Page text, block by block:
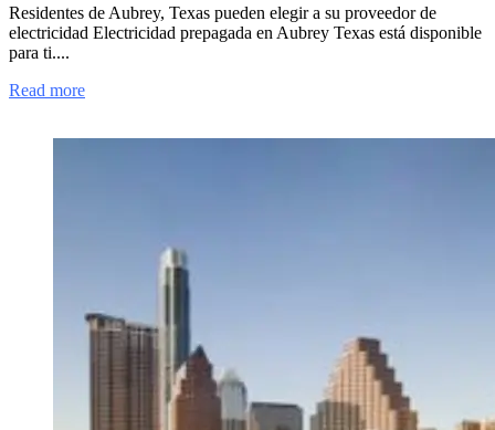
Residentes de Aubrey, Texas pueden elegir a su proveedor de
electricidad Electricidad prepagada en Aubrey Texas está disponible
para ti....
Read more